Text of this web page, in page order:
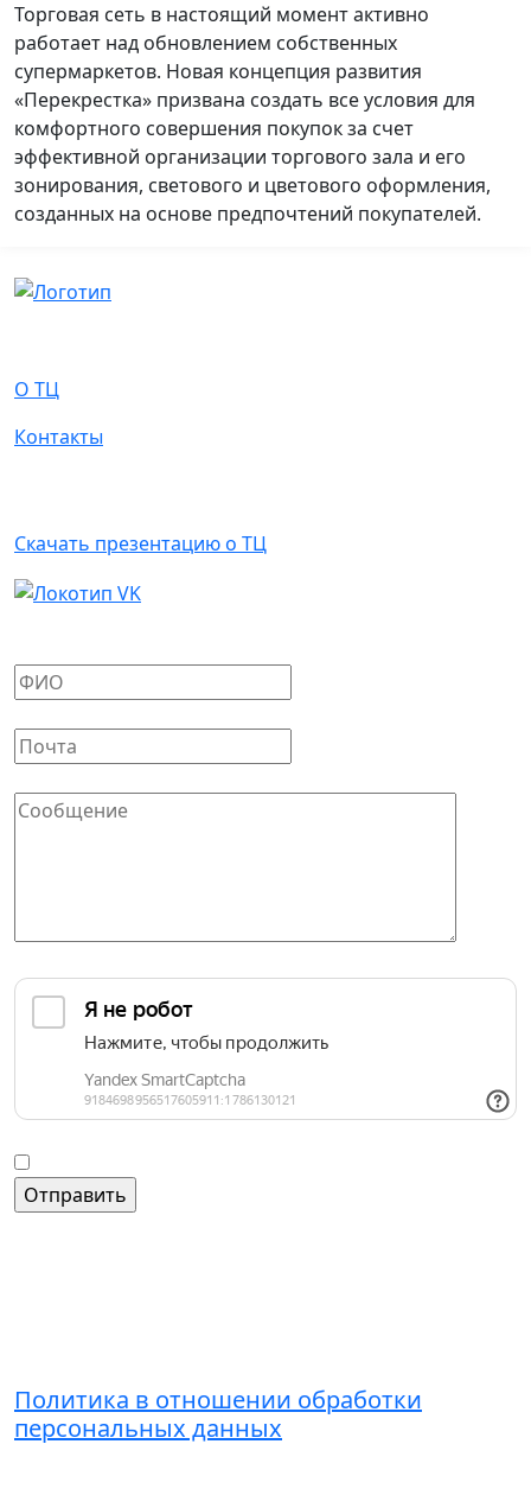
Торговая сеть в настоящий момент активно
работает над обновлением собственных
супермаркетов. Новая концепция развития
«Перекрестка» призвана создать все условия для
комфортного совершения покупок за счет
эффективной организации торгового зала и его
зонирования, светового и цветового оформления,
созданных на основе предпочтений покупателей.
О ТЦ
Контакты
Скачать презентацию о ТЦ
Политика в отношении обработки
персональных данных